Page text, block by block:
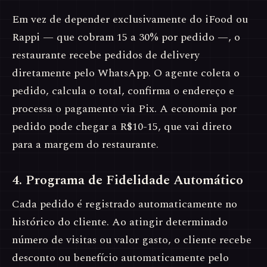
Em vez de depender exclusivamente do iFood ou
Rappi — que cobram 15 a 30% por pedido —, o
restaurante recebe pedidos de delivery
diretamente pelo WhatsApp. O agente coleta o
pedido, calcula o total, confirma o endereço e
processa o pagamento via Pix. A economia por
pedido pode chegar a R$10-15, que vai direto
para a margem do restaurante.
4. Programa de Fidelidade Automático
Cada pedido é registrado automaticamente no
histórico do cliente. Ao atingir determinado
número de visitas ou valor gasto, o cliente recebe
desconto ou benefício automaticamente pelo